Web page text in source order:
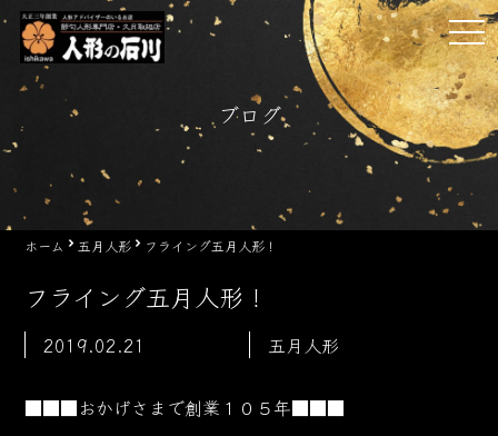
Skip
content
ブログ
ホーム 五月人形 フライング五月人形！
フライング五月人形！
2019.02.21 五月人形
■■■おかげさまで創業１０５年■■■